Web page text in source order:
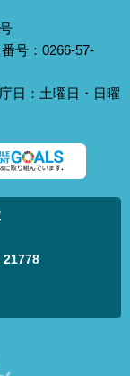
号：0266-57-
日：土曜日・日曜
21778